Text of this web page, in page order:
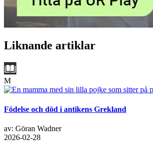
Liknande artiklar
M
Födelse och död i antikens Grekland
av: Göran Wadner
2026-02-28